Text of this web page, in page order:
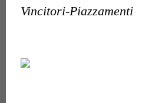
Vincitori-Piazzamenti